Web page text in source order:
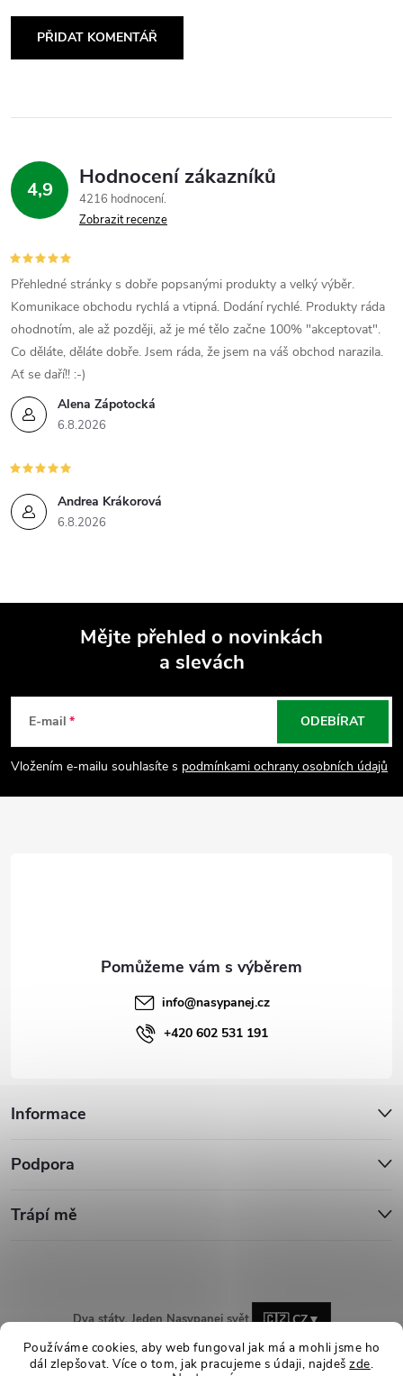
Používáme cookies, aby web fungoval jak má a mohli jsme ho
dál zlepšovat. Více o tom, jak pracujeme s údaji, najdešzde.
PŘIDAT KOMENTÁŘ
4,9 Hodnocení zákazníků
4216 hodnocení
Zobrazit recenze
Alena Zápotocká
6.8.2026
Přehledné stránky s dobře popsanými produkty a velký výběr.
Komunikace obchodu rychlá a vtipná. Dodání rychlé. Produkty ráda
ohodnotím, ale až později, až je mé tělo začne 100% "akceptovat".
Co děláte, děláte dobře. Jsem ráda, že jsem na váš obchod narazila.
Ať se daří!! :-)
Andrea Krákorová
6.8.2026
p
a
Mějte přehled o novinkách
a slevách
E-mail
Vložením e-mailu souhlasíte s podmínkami ochrany osobních údajů
ODEBÍRAT
Informace
Podpora
Trápí mě
info@nasypanej.cz
+420 602 531 191
Dva státy. Jeden Nasypanej svět. 🇨🇿 CZ▼